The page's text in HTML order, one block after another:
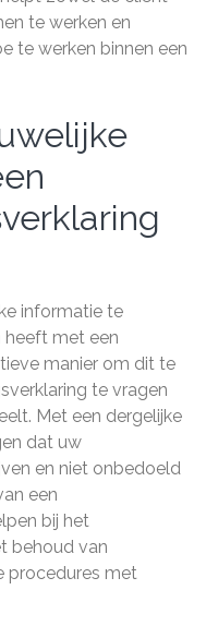
te werken en
te werken binnen een
informatie te
heeft met een
manier om dit te
te vragen
Met een dergelijke
dat uw
en niet onbedoeld
een
bij het
behoud van
procedures met